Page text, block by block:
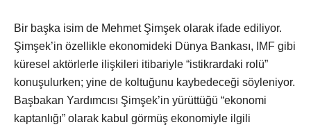
Bir başka isim de Mehmet Şimşek olarak ifade ediliyor.
Şimşek’in özellikle ekonomideki Dünya Bankası, IMF gibi
küresel aktörlerle ilişkileri itibariyle “istikrardaki rolü”
konuşulurken; yine de koltuğunu kaybedeceği söyleniyor.
Başbakan Yardımcısı Şimşek’in yürüttüğü “ekonomi
kaptanlığı” olarak kabul görmüş ekonomiyle ilgili